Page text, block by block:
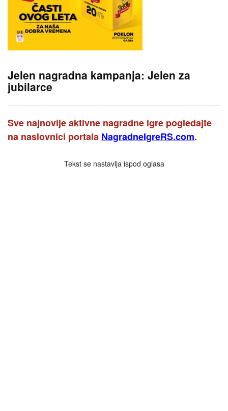
Jelen nagradna kampanja: Jelen za
jubilarce
Sve najnovije aktivne nagradne igre pogledajte
na naslovnici portala NagradneIgreRS.com.
Tekst se nastavlja ispod oglasa